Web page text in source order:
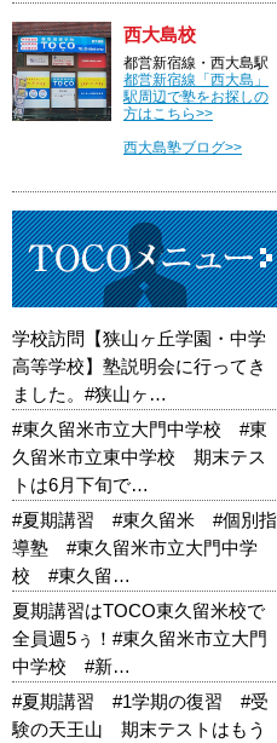
西大島校
都営新宿線・西大島駅
都営新宿線「西大島」
駅周辺で塾をお探しの
方はこちら>>
西大島塾ブログ>>
学校訪問【狭山ヶ丘学園・中学
高等学校】塾説明会に行ってき
ました。#狭山ヶ…
#東久留米市立大門中学校 #東
久留米市立東中学校 期末テス
トは6月下旬で…
#夏期講習 #東久留米 #個別指
導塾 #東久留米市立大門中学
校 #東久留…
夏期講習はTOCO東久留米校で
全員週5ぅ！#東久留米市立大門
中学校 #新…
#夏期講習 #1学期の復習 #受
験の天王山 期末テストはもう